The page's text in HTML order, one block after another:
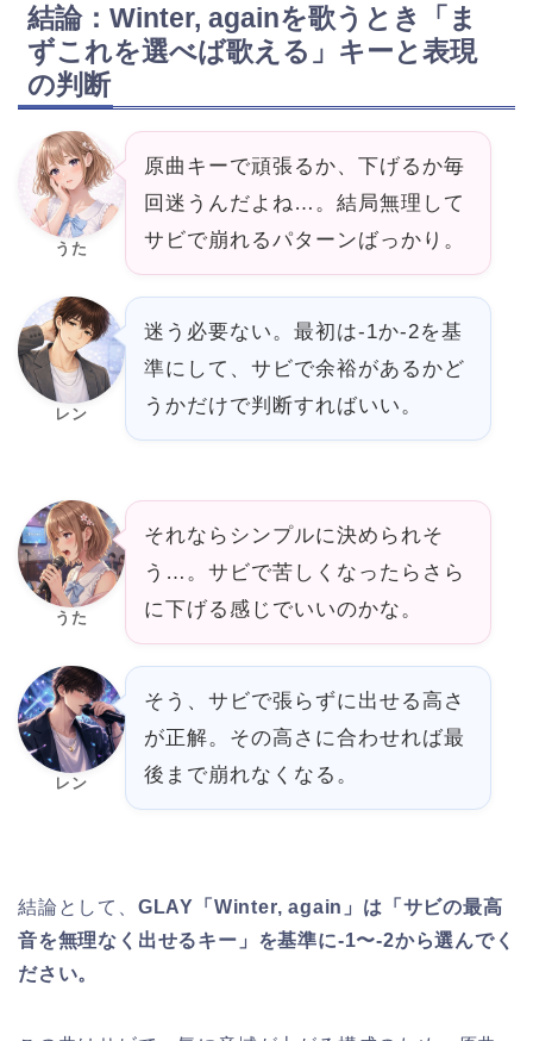
結論：Winter, againを歌うとき「ま
ずこれを選べば歌える」キーと表現
の判断
うた
原曲キーで頑張るか、下げるか毎
回迷うんだよね…。結局無理して
サビで崩れるパターンばっかり。
レン
迷う必要ない。最初は-1か-2を基
準にして、サビで余裕があるかど
うかだけで判断すればいい。
うた
それならシンプルに決められそ
う…。サビで苦しくなったらさら
に下げる感じでいいのかな。
レン
そう、サビで張らずに出せる高さ
が正解。その高さに合わせれば最
後まで崩れなくなる。
結論として、 GLAY「Winter, again」は「サビの最高
音を無理なく出せるキー」を基準に-1〜-2から選んでく
ださい。